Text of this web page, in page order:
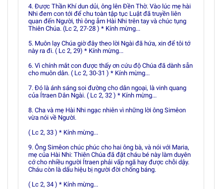
4. Ðược Thần Khí dun dủi, ông lên Ðền Thờ. Vào lúc mẹ hài
Nhi đem con tới để chu toàn tập tục Luật đã truyền liên
quan đến Người, thì ông ẵm Hài Nhi trên tay và chúc tụng
Thiên Chúa. (Lc 2, 27-28 ) * Kính mừng...
5. Muôn lạy Chúa giờ đây theo lời Ngài đã hứa, xin để tôi tớ
này ra đi. ( Lc 2, 29) * Kính mừng...
6. Vì chính mắt con được thấy ơn cứu độ Chúa đã dành sẵn
cho muôn dân. ( Lc 2, 30-31 ) * Kính mừng...
7. Ðó là ánh sáng soi đường cho dân ngoại, là vinh quang
của Ítraen Dân Ngài. ( Lc 2, 32 ) * Kính mừng...
8. Cha và mẹ Hài Nhi ngạc nhiên vì những lời ông Simêon
vừa nói về Người.
( Lc 2, 33 ) * Kính mừng...
9. Ông Simêon chúc phúc cho hai ông bà, và nói với Maria,
mẹ của Hài Nhi: Thiên Chúa đã đặt cháu bé này làm duyên
cớ cho nhiều người Ítraen phải vấp ngã hay được chỗi dậy.
Cháu còn là dấu hiệu bị người đời chống báng.
( Lc 2, 34 ) * Kính mừng...